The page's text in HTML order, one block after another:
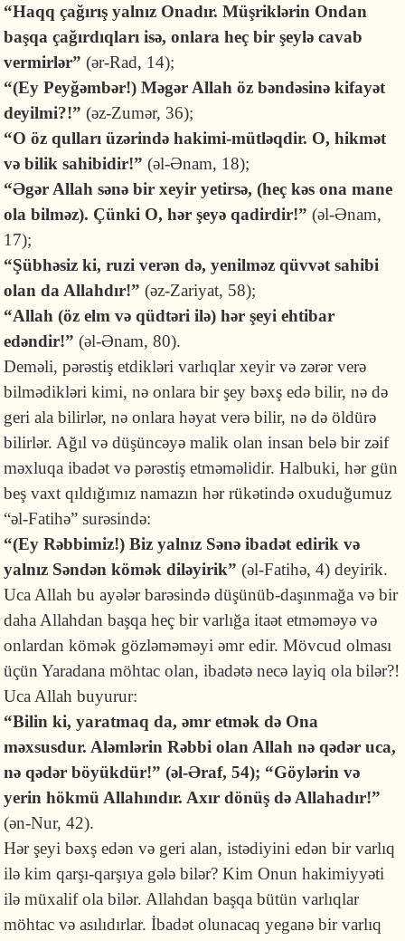
“Haqq çağırış yalnız Onadır. Müşriklərin Ondan
başqa çağırdıqları isə, onlara heç bir şeylə cavab
vermirlər” (ər-Rad, 14);
“(Ey Peyğəmbər!) Məgər Allah öz bəndəsinə kifayət
deyil­mi?!” (əz-Zumər, 36);
“O öz qulları üzərində hakimi-mütləqdir. O, hikmət
və bilik sahibidir!” (əl-Ənam, 18);
“Əgər Allah sənə bir xeyir yetirsə, (heç kəs ona mane
ola bilməz). Çünki O, hər şeyə qadirdir!”(əl-Ənam,
17);
“Şübhəsiz ki, ruzi verən də, yenilməz qüvvət sahibi
olan da Allahdır!” (əz-Zariyat, 58);
“Allah (öz elm və qüdtəri ilə) hər şeyi ehtibar
edəndir!” (əl-Ənam, 80).
Deməli, pərəstiş etdikləri varlıqlar xeyir və zərər verə
bilmədikləri kimi, nə onlara bir şey bəxş edə bilir, nə də
geri ala bilirlər, nə onlara həyat verə bilir, nə də öldürə
bilirlər. Ağıl və düşüncəyə malik olan insan belə bir zəif
məxluqa ibadət və pərəstiş etməməlidir. Halbuki, hər gün
beş vaxt qıldığımız namazın hər rükətində oxuduğumuz
“əl-Fatihə” surəsində:
“(Ey Rəbbimiz!) Biz yalnız Sənə ibadət edirik və
yalnız Səndən kömək diləyirik” (əl-Fatihə, 4) deyirik.
Uca Allah bu ayələr barəsində düşünüb-daşınmağa və bir
daha Allahdan başqa heç bir varlığa itaət etməməyə və
onlardan kömək gözləməməyi əmr edir. Mövcud olması
üçün Yaradana möhtac olan, ibadətə necə layiq ola bilər?!
Uca Allah buyurur:
“Bilin ki, yaratmaq da, əmr etmək də Ona
məxsusdur. Aləmlərin Rəbbi olan Allah nə qədər uca,
nə qədər böyükdür!” (əl-Əraf, 54); “Göylərin və
yerin hökmü Allahındır. Axır dönüş də Allahadır!”
(ən-Nur, 42).
Hər şeyi bəxş edən və geri alan, istədiyini edən bir varlıq
ilə kim qarşı-qarşıya gələ bilər? Kim Onun hakimiyyəti
ilə müxalif ola bilər. Allahdan başqa bütün varlıqlar
möhtac və asılıdırlar. İbadət olunacaq yeganə bir varlıq